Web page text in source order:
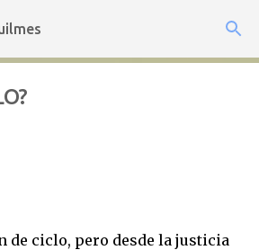
contenido principal
de ciclo, pero desde la justicia